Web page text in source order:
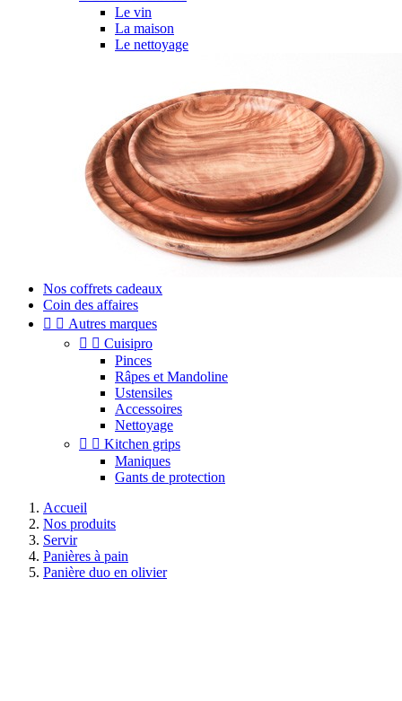
Le vin
La maison
Le nettoyage
Nos coffrets cadeaux
Coin des affaires
  Autres marques
  Cuisipro
Pinces
Râpes et Mandoline
Ustensiles
Accessoires
Nettoyage
  Kitchen grips
Maniques
Gants de protection
Accueil
Nos produits
Servir
Panières à pain
Panière duo en olivier